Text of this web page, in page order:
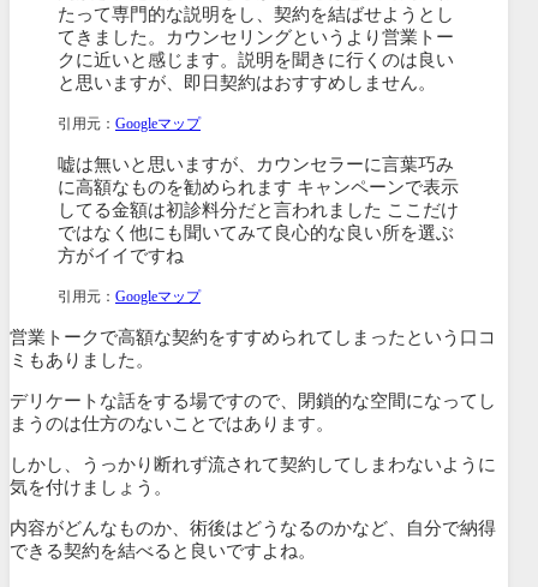
たって専門的な説明をし、契約を結ばせようとし
てきました。カウンセリングというより営業トー
クに近いと感じます。説明を聞きに行くのは良い
と思いますが、即日契約はおすすめしません。
引用元： Googleマップ
嘘は無いと思いますが、カウンセラーに言葉巧み
に高額なものを勧められます キャンペーンで表示
してる金額は初診料分だと言われました ここだけ
ではなく他にも聞いてみて良心的な良い所を選ぶ
方がイイですね
引用元： Googleマップ
営業トークで高額な契約をすすめられてしまったという口コ
ミもありました。
デリケートな話をする場ですので、閉鎖的な空間になってし
まうのは仕方のないことではあります。
しかし、うっかり断れず流されて契約してしまわないように
気を付けましょう。
内容がどんなものか、術後はどうなるのかなど、自分で納得
できる契約を結べると良いですよね。